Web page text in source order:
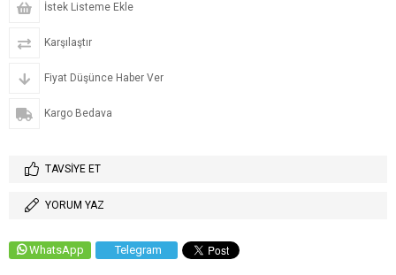
İstek Listeme Ekle
Karşılaştır
Fiyat Düşünce Haber Ver
Kargo Bedava
TAVSIYE ET
YORUM YAZ
WhatsApp Telegram